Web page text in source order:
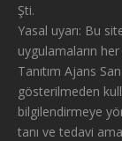
Şti.
Yasal uyarı: Bu
uygulamaların her
Tanıtım Ajans
gösterilmeden
bilgilendirmeye
tanı ve tedavi